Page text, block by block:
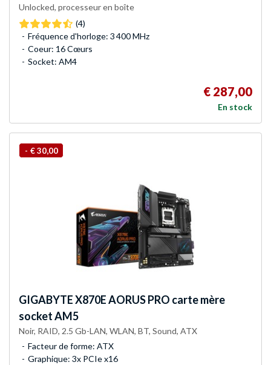
Unlocked, processeur en boîte
(4)
Fréquence d'horloge: 3 400 MHz
Coeur: 16 Cœurs
Socket: AM4
€ 287,00
En stock
- € 30,00
GIGABYTEX870E AORUS PRO carte mère
socket AM5
Noir, RAID, 2.5 Gb-LAN, WLAN, BT, Sound, ATX
Facteur de forme: ATX
Graphique: 3x PCIe x16